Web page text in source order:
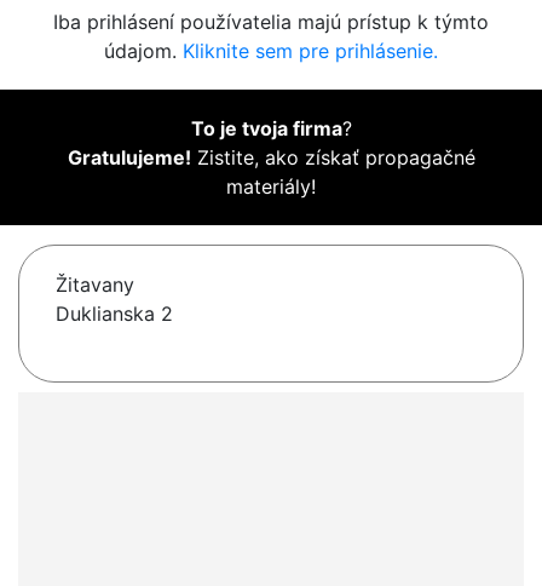
Iba prihlásení používatelia majú prístup k týmto
údajom. Kliknite sem pre prihlásenie.
To je tvoja firma?
Gratulujeme! Zistite, ako získať propagačné
materiály!
Žitavany
Duklianska 2